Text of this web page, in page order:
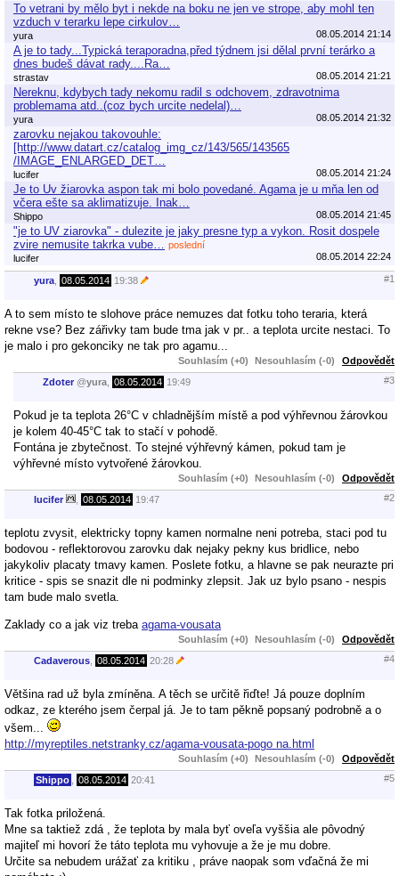
To vetrani by mělo byt i nekde na boku ne jen ve strope, aby mohl ten
vzduch v terarku lepe cirkulov…
yura 08.05.2014 21:14
A je to tady...Typická teraporadna,před týdnem jsi dělal první terárko a
dnes budeš dávat rady....Ra…
strastav 08.05.2014 21:21
Nereknu, kdybych tady nekomu radil s odchovem, zdravotnima
problemama atd..(coz bych urcite nedelal)…
yura 08.05.2014 21:32
zarovku nejakou takovouhle:
[http://www.datart.cz/catalog_img_cz/143/565/143565
/IMAGE_ENLARGED_DET…
lucifer 08.05.2014 21:24
Je to Uv žiarovka aspon tak mi bolo povedané. Agama je u mňa len od
včera ešte sa aklimatizuje. Inak…
Shippo 08.05.2014 21:45
"je to UV ziarovka" - dulezite je jaky presne typ a vykon. Rosit dospele
zvire nemusite takrka vube…
poslední
lucifer
08.05.2014 22:24
yura 08.05.2014 19:38 #1
A to sem místo te slohove práce nemuzes dat fotku toho teraria, která
rekne vse? Bez zářivky tam bude tma jak v pr.. a teplota urcite nestaci. To
je malo i pro gekonciky ne tak pro agamu...
Souhlasím (+0) Nesouhlasím (-0) Odpovědět
Zdoter @yura 08.05.2014 19:49 #3
Pokud je ta teplota 26°C v chladnějším místě a pod výhřevnou žárovkou
je kolem 40-45°C tak to stačí v pohodě.
Fontána je zbytečnost. To stejné výhřevný kámen, pokud tam je
výhřevné místo vytvořené žárovkou.
Souhlasím (+0) Nesouhlasím (-0) Odpovědět
lucifer 08.05.2014 19:47 #2
teplotu zvysit, elektricky topny kamen normalne neni potreba, staci pod tu
bodovou - reflektorovou zarovku dak nejaky pekny kus bridlice, nebo
jakykoliv placaty tmavy kamen. Poslete fotku, a hlavne se pak neurazte pri
kritice - spis se snazit dle ni podminky zlepsit. Jak uz bylo psano - nespis
tam bude malo svetla.
Zaklady co a jak viz treba agama-vousata
Souhlasím (+0) Nesouhlasím (-0) Odpovědět
Cadaverous 08.05.2014 20:28 #4
Většina rad už byla zmíněna. A těch se určitě řiďte! Já pouze doplním
odkaz, ze kterého jsem čerpal já. Je to tam pěkně popsaný podrobně a o
všem...
http://myreptiles.netstranky.cz/agama-vousata-pogo na.html
Souhlasím (+0) Nesouhlasím (-0) Odpovědět
Shippo 08.05.2014 20:41 #5
Tak fotka priložená.
Mne sa taktiež zdá , že teplota by mala byť oveľa vyššia ale pôvodný
majiteľ mi hovorí že táto teplota mu vyhovuje a že je mu dobre.
Určite sa nebudem urážať za kritiku , práve naopak som vďačná že mi